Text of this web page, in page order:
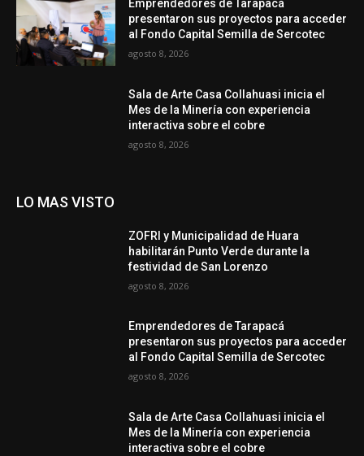
Emprendedores de Tarapacá
presentaron sus proyectos para acceder
al Fondo Capital Semilla de Sercotec
agosto 8, 2026
Sala de Arte Casa Collahuasi inicia el
Mes de la Minería con experiencia
interactiva sobre el cobre
agosto 8, 2026
LO MAS VISTO
ZOFRI y Municipalidad de Huara
habilitarán Punto Verde durante la
festividad de San Lorenzo
agosto 8, 2026
Emprendedores de Tarapacá
presentaron sus proyectos para acceder
al Fondo Capital Semilla de Sercotec
agosto 8, 2026
Sala de Arte Casa Collahuasi inicia el
Mes de la Minería con experiencia
interactiva sobre el cobre